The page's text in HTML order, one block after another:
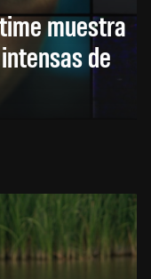
muestra
de